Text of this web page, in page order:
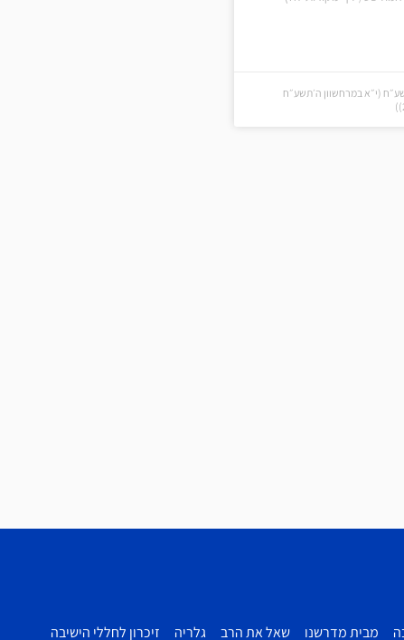
(י״א במרחשוון ה׳תשע״ח
מבית מדרשנו שאל את הרב גלריה זיכרון לחללי הישיבה